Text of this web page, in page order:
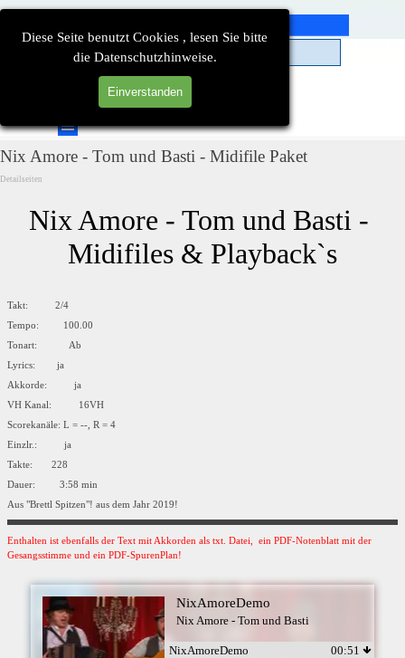
Diese Seite benutzt Cookies , lesen Sie bitte
die Datenschutzhinweise.
Einverstanden
Direkt zum Seiteninhalt
Menü überspringen
Nix Amore - Tom und Basti - Midifile Paket
Detailseiten
Nix Amore - Tom und Basti -
Midifiles & Playback`s
Takt: 2/4
Tempo: 100.00
Tonart: Ab
Lyrics: ja
Akkorde: ja
VH Kanal: 16VH
Scorekanäle: L = --, R = 4
Einzlr.: ja
Takte: 228
Dauer: 3:58 min
Aus "Brettl Spitzen"! aus dem Jahr 2019!
Enthalten ist ebenfalls der Text mit Akkorden als txt. Datei, ein PDF-Notenblatt mit der
Gesangsstimme und ein PDF-SpurenPlan!
NixAmoreDemo
Nix Amore - Tom und Basti
NixAmoreDemo
00:51